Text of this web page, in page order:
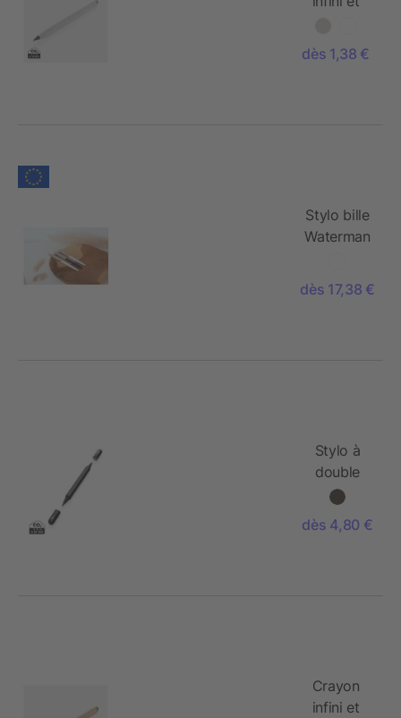
aluminium
dès 1,38 €
Stylo bille
Waterman
dès 17,38 €
Stylo à
double
pointe en
aluminium
RCS Swiss
dès 4,80 €
Crayon
infini et